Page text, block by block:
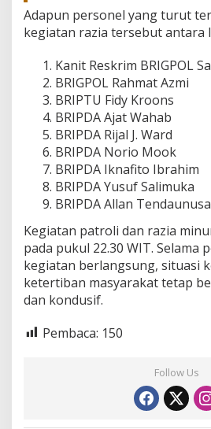
Adapun personel yang turut
kegiatan razia tersebut antara
Kanit Reskrim BRIGPOL
BRIGPOL Rahmat Azmi
BRIPTU Fidy Kroons
BRIPDA Ajat Wahab
BRIPDA Rijal J. Ward
BRIPDA Norio Mook
BRIPDA Iknafito Ibrahim
BRIPDA Yusuf Salimuka
BRIPDA Allan Tendaunusa
Kegiatan patroli dan razia
pada pukul 22.30 WIT. Selama
kegiatan berlangsung, situasi
ketertiban masyarakat tetap
dan kondusif.
Pembaca: 150
Follow Us